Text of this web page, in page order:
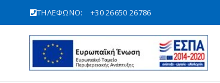
ΤΗΛΕΦΩΝΟ: +30 26650 26786